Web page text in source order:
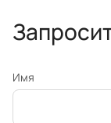
Имя